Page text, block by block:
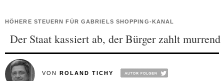
HÖHERE STEUERN FÜR GABRIELS SHOPPING-KANAL
Der Staat kassiert ab, der Bürger zahlt murrend
VON ROLAND TICHY